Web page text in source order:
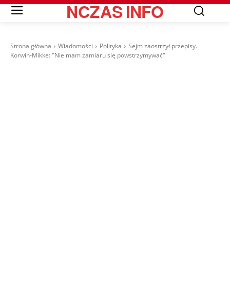
NCZASINFO
Strona główna Wiadomości Polityka
Sejm zaostrzył przepisy.
Korwin-Mikke: "Nie mam zamiaru się powstrzymywać"